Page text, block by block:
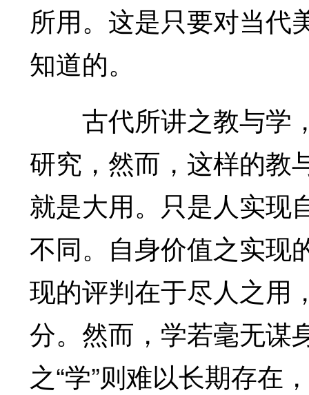
所用。这是只要对当代
知道的。
古代所讲之教与学
研究，然而，这样的教
就是大用。只是人实现
不同。自身价值之实现
现的评判在于尽人之用
分。然而，学若毫无谋
之“学”则难以长期存在